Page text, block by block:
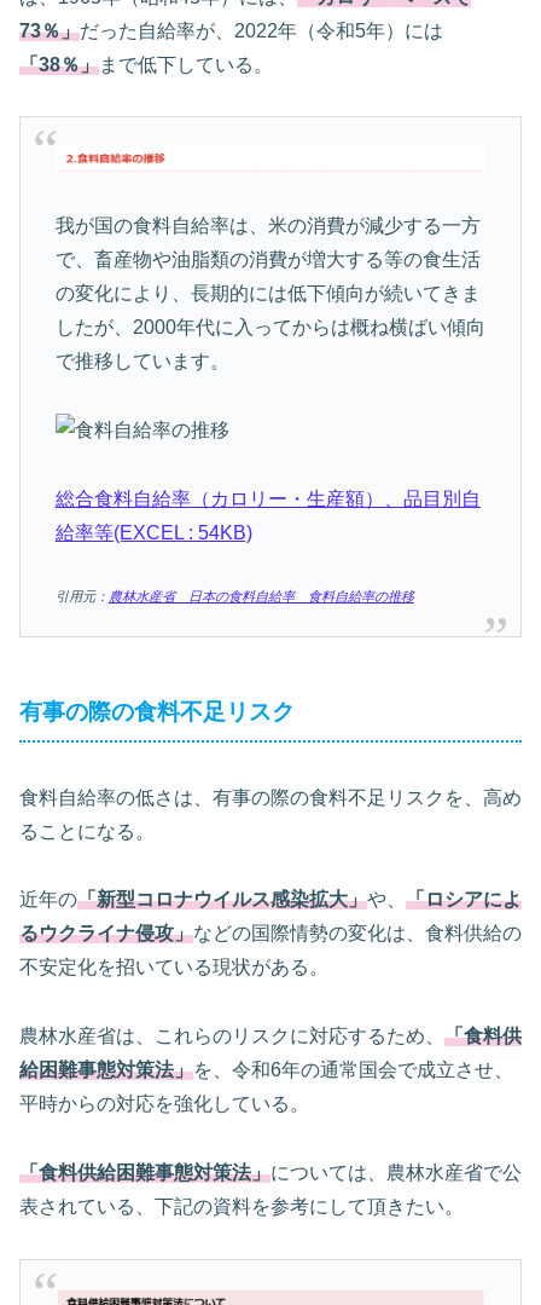
73％」だった自給率が、2022年（令和5年）には
「38％」まで低下している。
我が国の食料自給率は、米の消費が減少する一方
で、畜産物や油脂類の消費が増大する等の食生活
の変化により、長期的には低下傾向が続いてきま
したが、2000年代に入ってからは概ね横ばい傾向
で推移しています。
総合食料自給率（カロリー・生産額）、品目別自
給率等(EXCEL : 54KB)
引用元： 農林水産省 日本の食料自給率 食料自給率の推移
有事の際の食料不足リスク
食料自給率の低さは、有事の際の食料不足リスクを、高め
ることになる。
近年の「新型コロナウイルス感染拡大」や、 「ロシアによ
るウクライナ侵攻」などの国際情勢の変化は、食料供給の
不安定化を招いている現状がある。
農林水産省は、これらのリスクに対応するため、 「食料供
給困難事態対策法」を、令和6年の通常国会で成立させ、
平時からの対応を強化している。
「食料供給困難事態対策法」については、農林水産省で公
表されている、下記の資料を参考にして頂きたい。